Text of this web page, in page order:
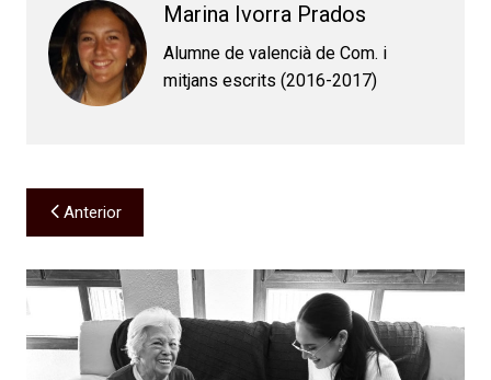
Marina Ivorra Prados
Alumne de valencià de Com. i
mitjans escrits (2016-2017)
Navegación
de
entradas
Anterior